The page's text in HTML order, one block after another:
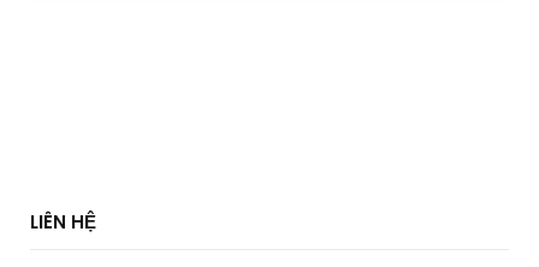
LIÊN HỆ